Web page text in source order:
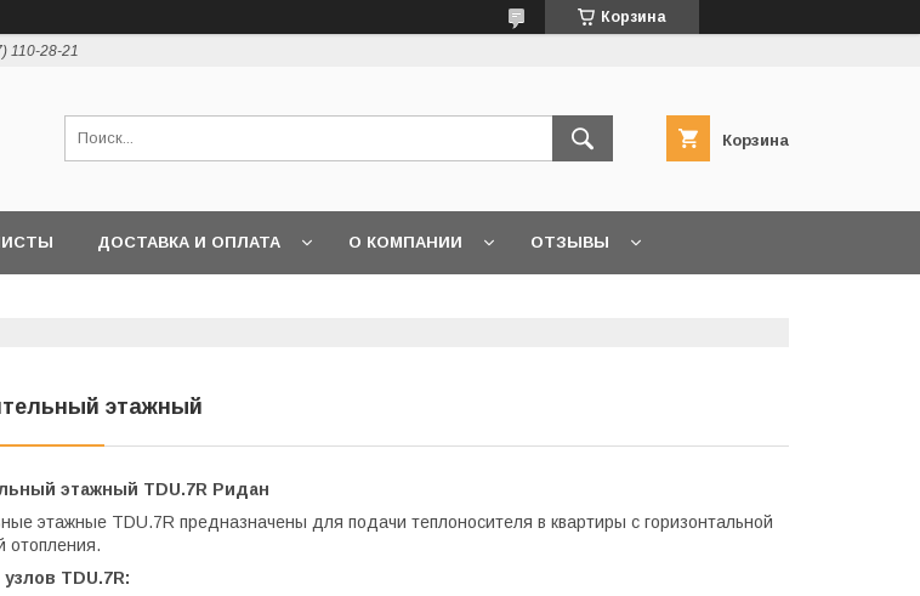
Корзина
110-28-21
Корзина
ДОСТАВКА И ОПЛАТА О КОМПАНИИ ОТЗЫВЫ
этажный
этажный TDU.7R Ридан
этажные TDU.7R предназначены для подачи теплоносителя в квартиры с горизонтальной
отопления.
TDU.7R: